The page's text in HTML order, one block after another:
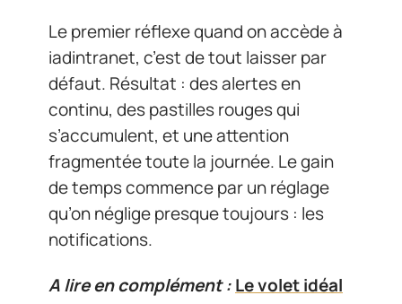
Le premier réflexe quand on accède à
iadintranet, c’est de tout laisser par
défaut. Résultat : des alertes en
continu, des pastilles rouges qui
s’accumulent, et une attention
fragmentée toute la journée. Le gain
de temps commence par un réglage
qu’on néglige presque toujours : les
notifications.
A lire en complément :Le volet idéal